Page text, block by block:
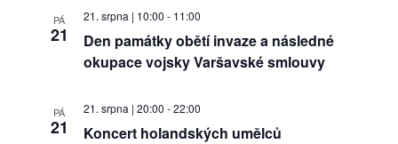
PÁ
21
Den památky obětí invaze a následné
okupace vojsky Varšavské smlouvy
21. srpna | 10:00 - 11:00
PÁ
21 Koncert holandských umělců
21. srpna | 20:00 -22:00